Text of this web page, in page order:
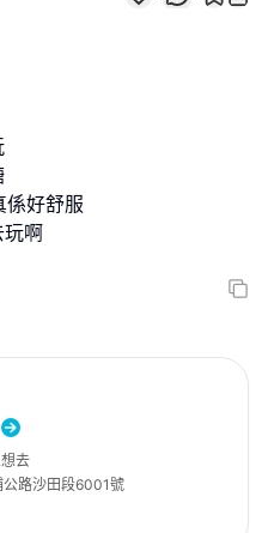
係好舒服
去
公路沙田段6001號